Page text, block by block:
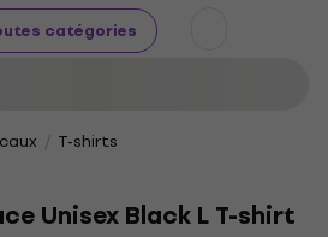
catégories
T-shirts
Unisex Black L T-shirt